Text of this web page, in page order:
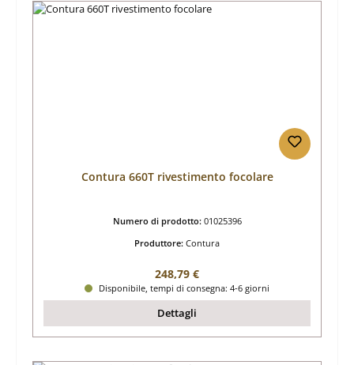
Contura 660T rivestimento focolare
Numero di prodotto: 01025396
Produttore: Contura
Prezzo normale:
248,79 €
Disponibile, tempi di consegna: 4-6 giorni
Dettagli